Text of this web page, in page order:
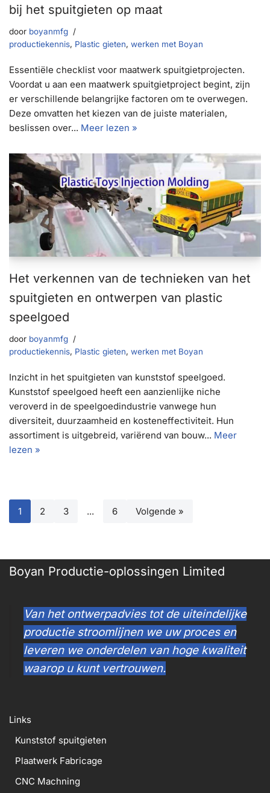
bij het spuitgieten op maat
door boyanmfg
productiekennis, Plastic gieten, werken met Boyan
Essentiële checklist voor maatwerk spuitgietprojecten.
Voordat u aan een maatwerk spuitgietproject begint, zijn
er verschillende belangrijke factoren om te overwegen.
Deze omvatten het kiezen van de juiste materialen,
beslissen over... Meer lezen »
Het verkennen van de technieken van het
spuitgieten en ontwerpen van plastic
speelgoed
door boyanmfg
productiekennis, Plastic gieten, werken met Boyan
Inzicht in het spuitgieten van kunststof speelgoed.
Kunststof speelgoed heeft een aanzienlijke niche
veroverd in de speelgoedindustrie vanwege hun
diversiteit, duurzaamheid en kosteneffectiviteit. Hun
assortiment is uitgebreid, variërend van bouw... Meer
lezen »
1 2 3 ... 6 Volgende »
Boyan Productie-oplossingen Limited
Van het ontwerpadvies tot de uiteindelijke
productie stroomlijnen we uw proces en
leveren we onderdelen van hoge kwaliteit
waarop u kunt vertrouwen.
Links
Kunststof spuitgieten
Plaatwerk Fabricage
CNC Machning